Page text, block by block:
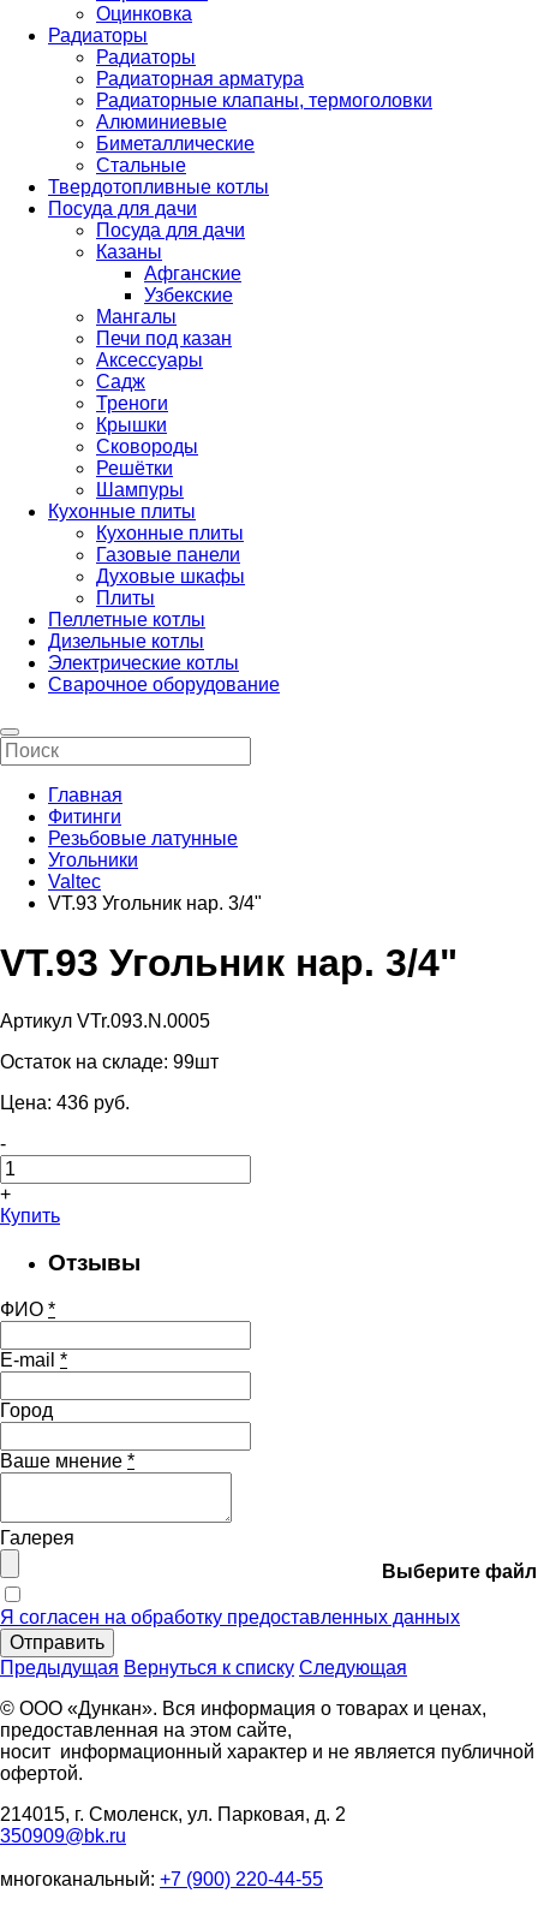
Оцинковка
Радиаторы
Радиаторы
Радиаторная арматура
Радиаторные клапаны, термоголовки
Алюминиевые
Биметаллические
Стальные
Твердотопливные котлы
Посуда для дачи
Посуда для дачи
Казаны
Афганские
Узбекские
Мангалы
Печи под казан
Аксессуары
Садж
Треноги
Крышки
Сковороды
Решётки
Шампуры
Кухонные плиты
Кухонные плиты
Газовые панели
Духовые шкафы
Плиты
Пеллетные котлы
Дизельные котлы
Электрические котлы
Сварочное оборудование
Главная
Фитинги
Резьбовые латунные
Угольники
Valtec
VT.93 Угольник нар. 3/4"
VT.93 Угольник нар. 3/4"
Артикул VTr.093.N.0005
Остаток на складе: 99шт
Цена: 436 pуб.
-
+
Купить
Отзывы
ФИО *
E-mail *
Город
Ваше мнение *
Галерея
Выберите файл
Я согласен на обработку предоставленных данных
Отправить
Предыдущая Вернуться к списку Следующая
© ООО «Дункан». Вся информация о товарах и ценах,
предоставленная на этом сайте,
носит информационный характер и не является публичной
офертой.
214015, г. Смоленск, ул. Парковая, д. 2
350909@bk.ru
многоканальный: +7 (900) 220-44-55